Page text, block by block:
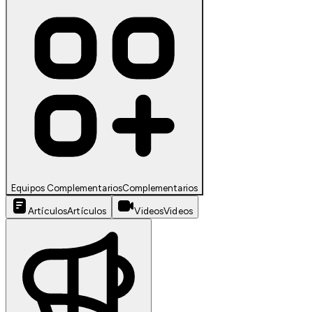
Equipos ComplementariosComplementarios
ArtículosArtículos VideosVideos